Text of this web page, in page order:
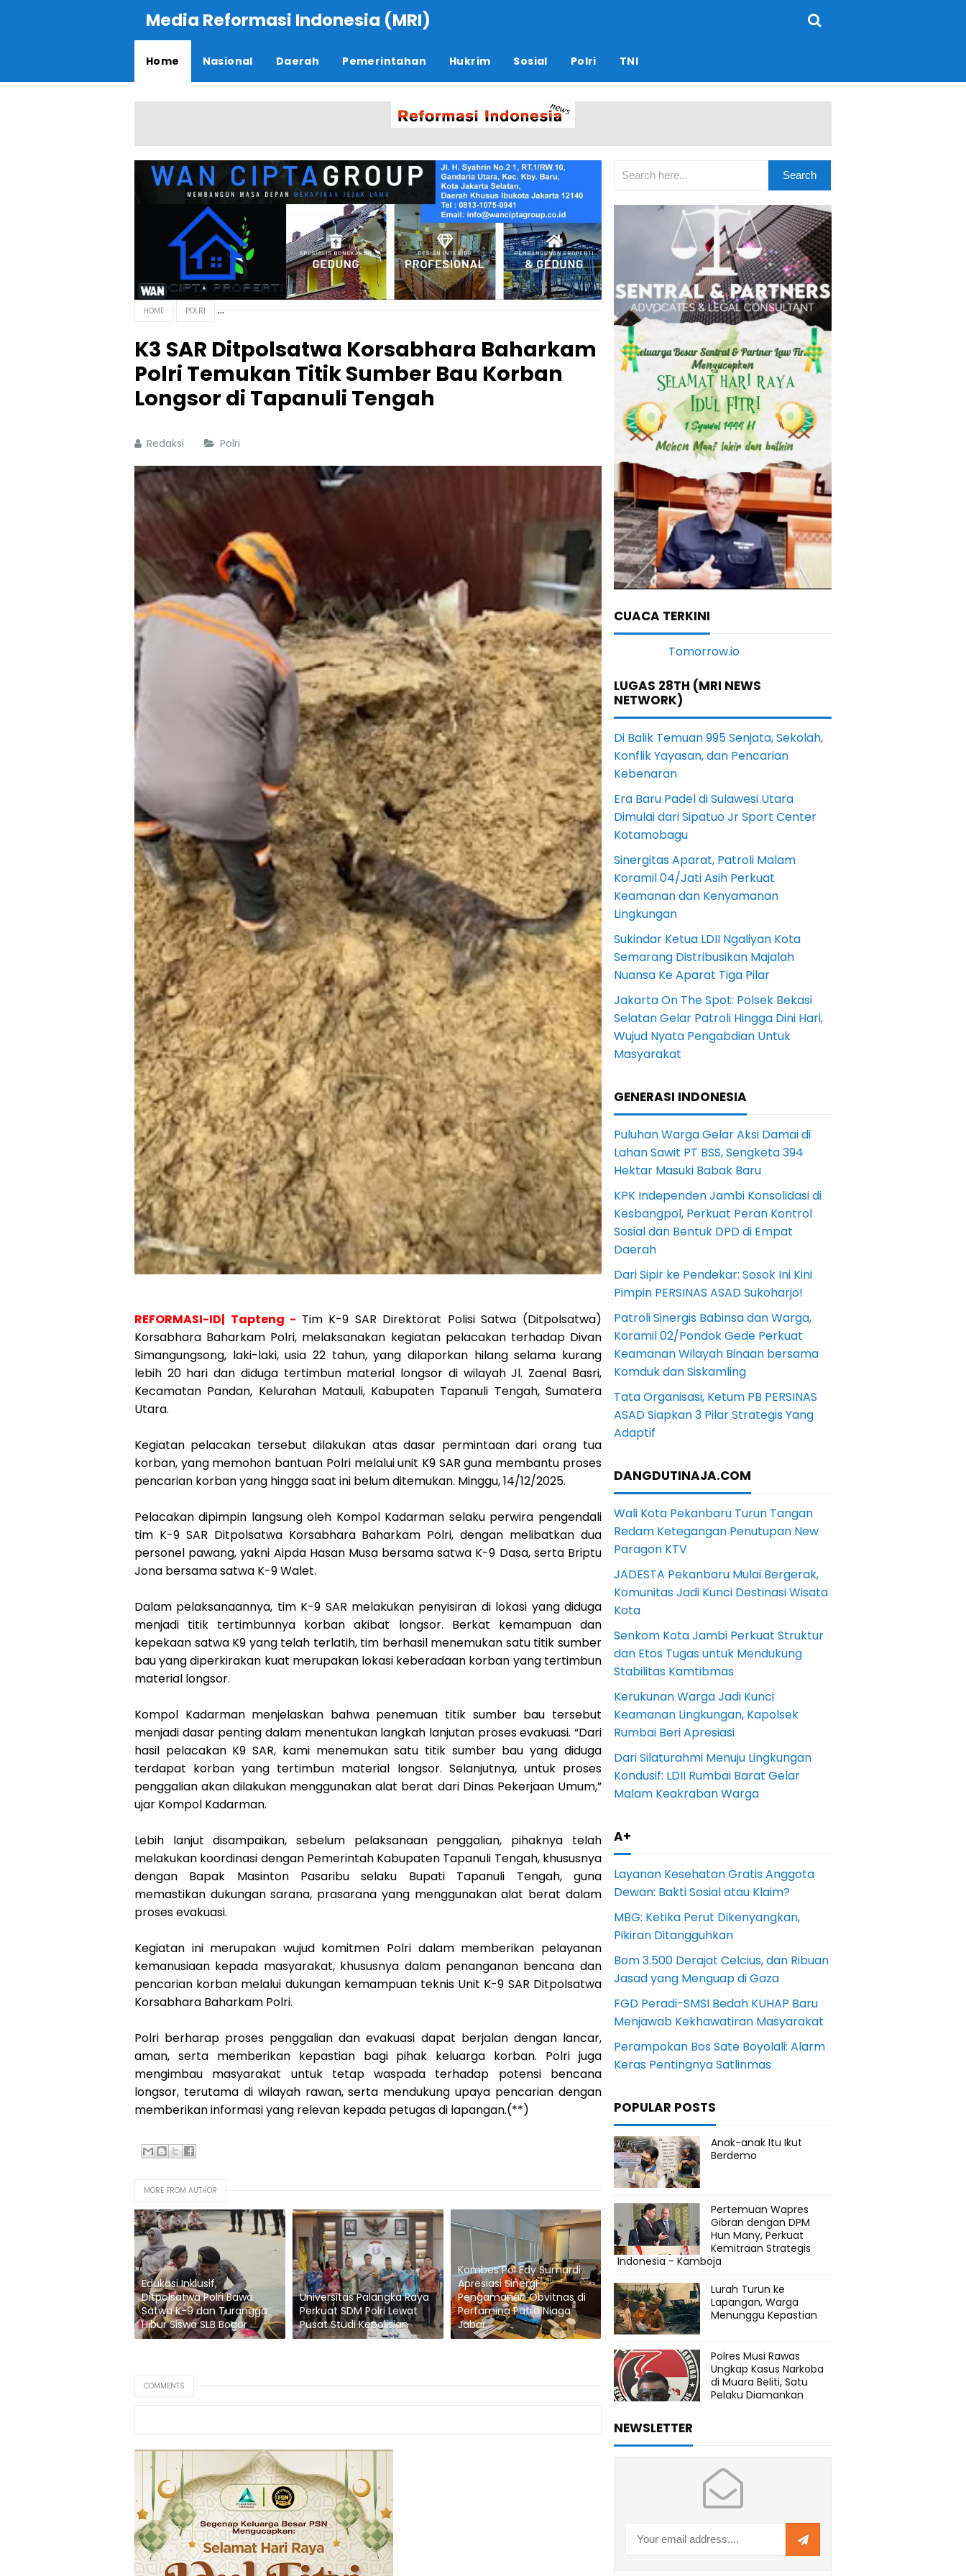
Media Reformasi Indonesia (MRI)
Home Nasional Daerah Pemerintahan Hukrim Sosial Polri TNI
HOME POLRI
K3 SAR Ditpolsatwa Korsabhara Baharkam
Polri Temukan Titik Sumber Bau Korban
Longsor di Tapanuli Tengah
Redaksi Polri
REFORMASI-ID| Tapteng - Tim K-9 SAR Direktorat Polisi Satwa (Ditpolsatwa)
Korsabhara Baharkam Polri, melaksanakan kegiatan pelacakan terhadap Divan
Simangungsong, laki-laki, usia 22 tahun, yang dilaporkan hilang selama kurang
lebih 20 hari dan diduga tertimbun material longsor di wilayah Jl. Zaenal Basri,
Kecamatan Pandan, Kelurahan Matauli, Kabupaten Tapanuli Tengah, Sumatera
Utara.
Kegiatan pelacakan tersebut dilakukan atas dasar permintaan dari orang tua
korban, yang memohon bantuan Polri melalui unit K9 SAR guna membantu proses
pencarian korban yang hingga saat ini belum ditemukan. Minggu, 14/12/2025.
Pelacakan dipimpin langsung oleh Kompol Kadarman selaku perwira pengendali
tim K-9 SAR Ditpolsatwa Korsabhara Baharkam Polri, dengan melibatkan dua
personel pawang, yakni Aipda Hasan Musa bersama satwa K-9 Dasa, serta Briptu
Jona bersama satwa K-9 Walet.
Dalam pelaksanaannya, tim K-9 SAR melakukan penyisiran di lokasi yang diduga
menjadi titik tertimbunnya korban akibat longsor. Berkat kemampuan dan
kepekaan satwa K9 yang telah terlatih, tim berhasil menemukan satu titik sumber
bau yang diperkirakan kuat merupakan lokasi keberadaan korban yang tertimbun
material longsor.
Kompol Kadarman menjelaskan bahwa penemuan titik sumber bau tersebut
menjadi dasar penting dalam menentukan langkah lanjutan proses evakuasi. “Dari
hasil pelacakan K9 SAR, kami menemukan satu titik sumber bau yang diduga
terdapat korban yang tertimbun material longsor. Selanjutnya, untuk proses
penggalian akan dilakukan menggunakan alat berat dari Dinas Pekerjaan Umum,”
ujar Kompol Kadarman.
Lebih lanjut disampaikan, sebelum pelaksanaan penggalian, pihaknya telah
melakukan koordinasi dengan Pemerintah Kabupaten Tapanuli Tengah, khususnya
dengan Bapak Masinton Pasaribu selaku Bupati Tapanuli Tengah, guna
memastikan dukungan sarana, prasarana yang menggunakan alat berat dalam
proses evakuasi.
Kegiatan ini merupakan wujud komitmen Polri dalam memberikan pelayanan
kemanusiaan kepada masyarakat, khususnya dalam penanganan bencana dan
pencarian korban melalui dukungan kemampuan teknis Unit K-9 SAR Ditpolsatwa
Korsabhara Baharkam Polri.
Polri berharap proses penggalian dan evakuasi dapat berjalan dengan lancar,
aman, serta memberikan kepastian bagi pihak keluarga korban. Polri juga
mengimbau masyarakat untuk tetap waspada terhadap potensi bencana
longsor, terutama di wilayah rawan, serta mendukung upaya pencarian dengan
memberikan informasi yang relevan kepada petugas di lapangan.(**)
MORE FROM AUTHOR
Edukasi Inklusif,
Ditpolsatwa Polri Bawa
Satwa K-9 dan Turangga
Hibur Siswa SLB Bogor
Universitas Palangka Raya
Perkuat SDM Polri Lewat
Pusat Studi Kepolisian
Kombes Pol Edy Sumardi
Apresiasi Sinergi
Pengamanan Obvitnas di
Pertamina Patra Niaga
Jabar
COMMENTS
CUACA TERKINI
LUGAS 28TH (MRI NEWS
NETWORK)
Di Balik Temuan 995 Senjata, Sekolah,
Konflik Yayasan, dan Pencarian
Kebenaran
Era Baru Padel di Sulawesi Utara
Dimulai dari Sipatuo Jr Sport Center
Kotamobagu
Sinergitas Aparat, Patroli Malam
Koramil 04/Jati Asih Perkuat
Keamanan dan Kenyamanan
Lingkungan
Sukindar Ketua LDII Ngaliyan Kota
Semarang Distribusikan Majalah
Nuansa Ke Aparat Tiga Pilar
Jakarta On The Spot: Polsek Bekasi
Selatan Gelar Patroli Hingga Dini Hari,
Wujud Nyata Pengabdian Untuk
Masyarakat
GENERASI INDONESIA
Puluhan Warga Gelar Aksi Damai di
Lahan Sawit PT BSS, Sengketa 394
Hektar Masuki Babak Baru
KPK Independen Jambi Konsolidasi di
Kesbangpol, Perkuat Peran Kontrol
Sosial dan Bentuk DPD di Empat
Daerah
Dari Sipir ke Pendekar: Sosok Ini Kini
Pimpin PERSINAS ASAD Sukoharjo!
Patroli Sinergis Babinsa dan Warga,
Koramil 02/Pondok Gede Perkuat
Keamanan Wilayah Binaan bersama
Komduk dan Siskamling
Tata Organisasi, Ketum PB PERSINAS
ASAD Siapkan 3 Pilar Strategis Yang
Adaptif
DANGDUTINAJA.COM
Wali Kota Pekanbaru Turun Tangan
Redam Ketegangan Penutupan New
Paragon KTV
JADESTA Pekanbaru Mulai Bergerak,
Komunitas Jadi Kunci Destinasi Wisata
Kota
Senkom Kota Jambi Perkuat Struktur
dan Etos Tugas untuk Mendukung
Stabilitas Kamtibmas
Kerukunan Warga Jadi Kunci
Keamanan Lingkungan, Kapolsek
Rumbai Beri Apresiasi
Dari Silaturahmi Menuju Lingkungan
Kondusif: LDII Rumbai Barat Gelar
Malam Keakraban Warga
A+
Layanan Kesehatan Gratis Anggota
Dewan: Bakti Sosial atau Klaim?
MBG: Ketika Perut Dikenyangkan,
Pikiran Ditangguhkan
Bom 3.500 Derajat Celcius, dan Ribuan
Jasad yang Menguap di Gaza
FGD Peradi-SMSI Bedah KUHAP Baru
Menjawab Kekhawatiran Masyarakat
Perampokan Bos Sate Boyolali: Alarm
Keras Pentingnya Satlinmas
POPULAR POSTS
Anak-anak Itu Ikut
Berdemo
Pertemuan Wapres
Gibran dengan DPM
Hun Many, Perkuat
Kemitraan Strategis
Indonesia - Kamboja
Lurah Turun ke
Lapangan, Warga
Menunggu Kepastian
Polres Musi Rawas
Ungkap Kasus Narkoba
di Muara Beliti, Satu
Pelaku Diamankan
NEWSLETTER